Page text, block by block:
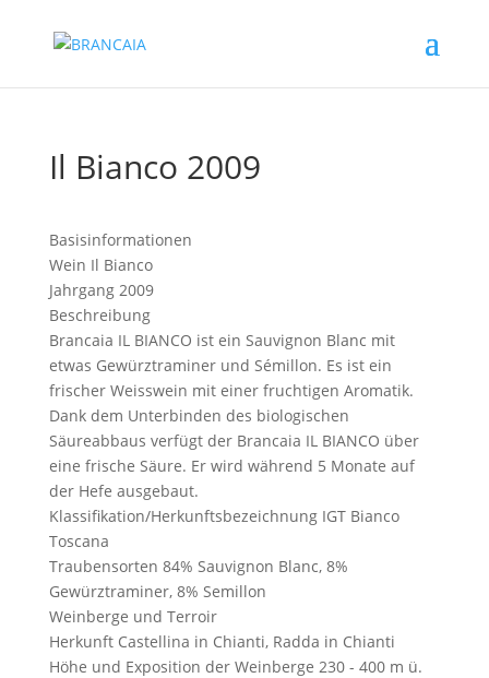
Il Bianco 2009
Basisinformationen
Wein Il Bianco
Jahrgang2009
Beschreibung
Brancaia IL BIANCO ist ein Sauvignon Blanc mit
etwas Gewürztraminer und Sémillon. Es ist ein
frischer Weisswein mit einer fruchtigen Aromatik.
Dank dem Unterbinden des biologischen
Säureabbaus verfügt der Brancaia IL BIANCO über
eine frische Säure. Er wird während 5 Monate auf
der Hefe ausgebaut.
Klassifikation/HerkunftsbezeichnungIGT Bianco
Toscana
Traubensorten 84% Sauvignon Blanc, 8%
Gewürztraminer, 8% Semillon
Weinberge und Terroir
HerkunftCastellina in Chianti, Radda in Chianti
Höhe und Exposition der Weinberge 230 - 400 m ü.